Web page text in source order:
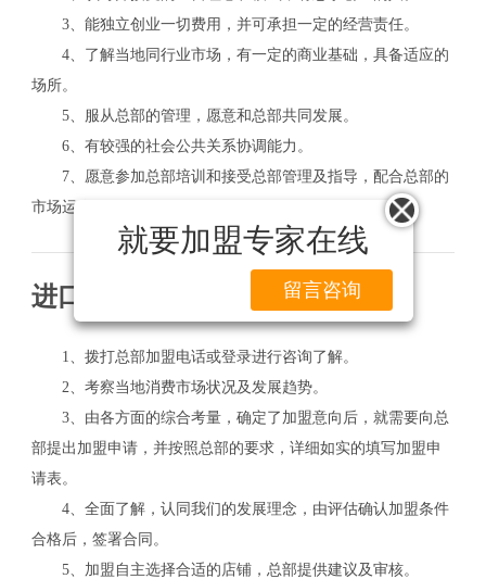
就要加盟专家在线
留言咨询
3、能独立创业一切费用，并可承担一定的经营责任。
4、了解当地同行业市场，有一定的商业基础，具备适应的
场所。
5、服从总部的管理，愿意和总部共同发展。
6、有较强的社会公共关系协调能力。
7、愿意参加总部培训和接受总部管理及指导，配合总部的
市场运作。
进口化妆品店加盟流程
1、拨打总部加盟电话或登录进行咨询了解。
2、考察当地消费市场状况及发展趋势。
3、由各方面的综合考量，确定了加盟意向后，就需要向总
部提出加盟申请，并按照总部的要求，详细如实的填写加盟申
请表。
4、全面了解，认同我们的发展理念，由评估确认加盟条件
合格后，签署合同。
5、加盟自主选择合适的店铺，总部提供建议及审核。